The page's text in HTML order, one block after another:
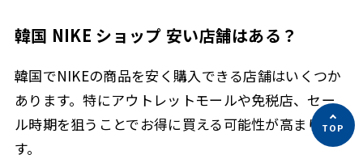
韓国 NIKE ショップ 安い店舗はある？
韓国でNIKEの商品を安く購入できる店舗はいくつか
あります。特にアウトレットモールや免税店、セー
ル時期を狙うことでお得に買える可能性が高まりま
す。